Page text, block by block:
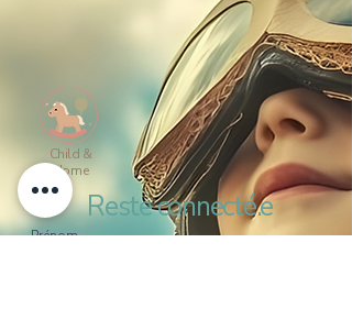
Child &
Home
Reste connecté.e
Prénom